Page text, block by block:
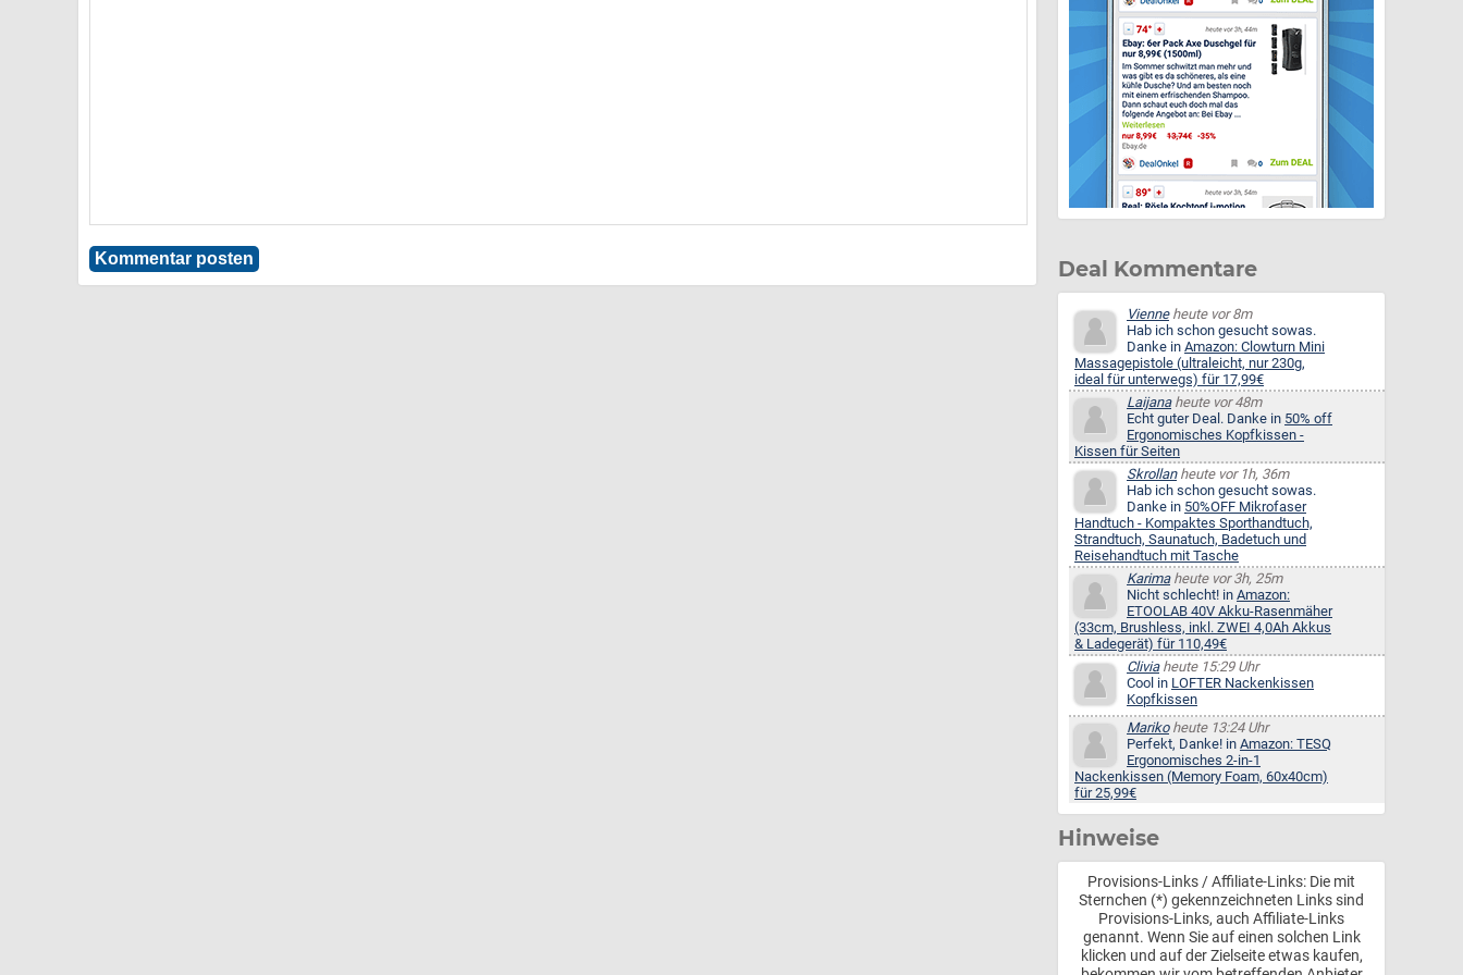
Deal Kommentare
Vienneheute vor 8m
Hab ich schon gesucht sowas.
Danke in Amazon: Clowturn Mini
Massagepistole (ultraleicht, nur 230g,
ideal für unterwegs) für 17,99€
Laijanaheute vor 48m
Echt guter Deal. Danke in 50% off
Ergonomisches Kopfkissen -
Kissen für Seiten
Skrollanheute vor 1h, 36m
Hab ich schon gesucht sowas.
Danke in 50%OFF Mikrofaser
Handtuch - Kompaktes Sporthandtuch,
Strandtuch, Saunatuch, Badetuch und
Reisehandtuch mit Tasche
Karimaheute vor 3h, 25m
Nicht schlecht! in Amazon:
ETOOLAB 40V Akku-Rasenmäher
(33cm, Brushless, inkl. ZWEI 4,0Ah Akkus
& Ladegerät) für 110,49€
Cliviaheute 15:29 Uhr
Cool in LOFTER Nackenkissen
Kopfkissen
Marikoheute 13:24 Uhr
Perfekt, Danke! in Amazon: TESQ
Ergonomisches 2-in-1
Nackenkissen (Memory Foam, 60x40cm)
für 25,99€
Hinweise
Provisions-Links / Affiliate-Links: Die mit
Sternchen (*) gekennzeichneten Links sind
Provisions-Links, auch Affiliate-Links
genannt. Wenn Sie auf einen solchen Link
klicken und auf der Zielseite etwas kaufen,